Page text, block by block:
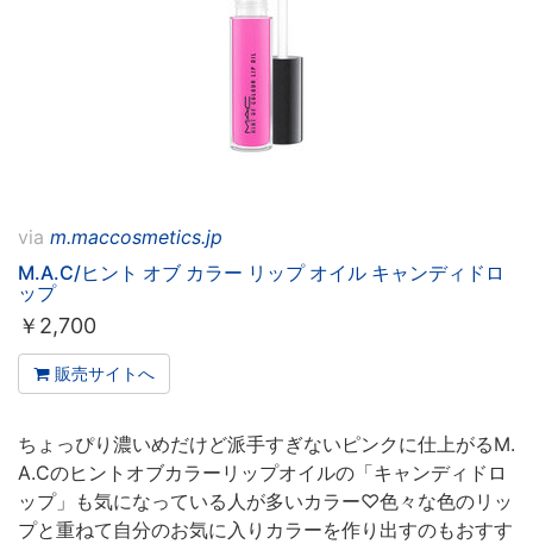
via m.maccosmetics.jp
M.A.C/ヒント オブ カラー リップ オイル キャンディドロ
ップ
￥ 2,700
販売サイトへ
ちょっぴり濃いめだけど派手すぎないピンクに仕上がるM.
A.Cのヒントオブカラーリップオイルの「キャンディドロ
ップ」も気になっている人が多いカラー♡色々な色のリッ
プと重ねて自分のお気に入りカラーを作り出すのもおすす